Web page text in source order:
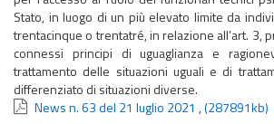
Stato, in luogo di un più elevato limite da
trentacinque o trentatré, in relazione all’art. 3,
connessi principi di uguaglianza e
trattamento delle situazioni uguali e di
differenziato di situazioni diverse.
News n. 63 del 21 luglio 2021 ,(287891kb)